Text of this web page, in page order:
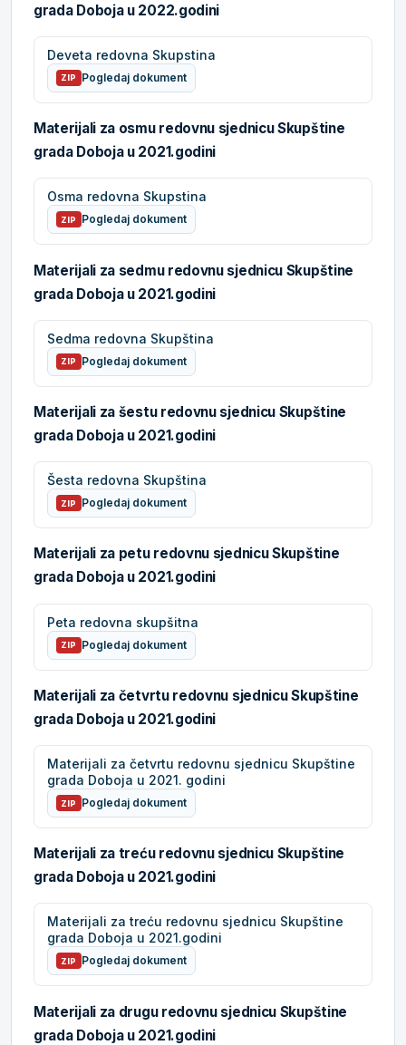
grada Doboja u 2022.godini
Deveta redovna Skupstina
ZIP Pogledaj dokument
Materijali za osmu redovnu sjednicu Skupštine
grada Doboja u 2021.godini
Osma redovna Skupstina
ZIP Pogledaj dokument
Materijali za sedmu redovnu sjednicu Skupštine
grada Doboja u 2021.godini
Sedma redovna Skupština
ZIP Pogledaj dokument
Materijali za šestu redovnu sjednicu Skupštine
grada Doboja u 2021.godini
Šesta redovna Skupština
ZIP Pogledaj dokument
Materijali za petu redovnu sjednicu Skupštine
grada Doboja u 2021.godini
Peta redovna skupšitna
ZIP Pogledaj dokument
Materijali za četvrtu redovnu sjednicu Skupštine
grada Doboja u 2021.godini
Materijali za četvrtu redovnu sjednicu Skupštine
grada Doboja u 2021. godini
ZIP Pogledaj dokument
Materijali za treću redovnu sjednicu Skupštine
grada Doboja u 2021.godini
Materijali za treću redovnu sjednicu Skupštine
grada Doboja u 2021.godini
ZIP Pogledaj dokument
Materijali za drugu redovnu sjednicu Skupštine
grada Doboja u 2021.godini